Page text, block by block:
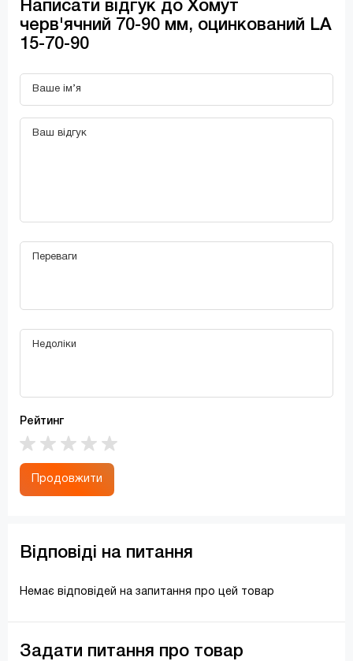
Написати відгук до Хомут
черв'ячний 70-90 мм, оцинкований LA
15-70-90
Рейтинг
Продовжити
Відповіді на питання
Немає відповідей на запитання про цей товар
Задати питання про товар